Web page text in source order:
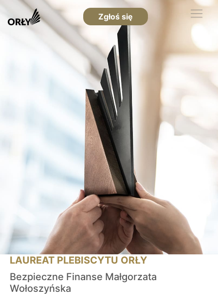
Zgłoś się
LAUREAT PLEBISCYTU ORŁY
Bezpieczne Finanse Małgorzata
Wołoszyńska